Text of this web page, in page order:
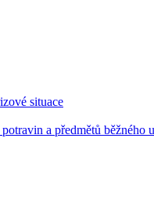
situace
a předmětů běžného